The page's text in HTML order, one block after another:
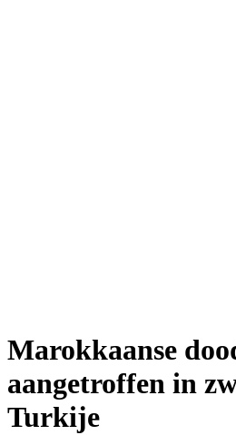
Marokkaanse
aangetroffen in
Turkije